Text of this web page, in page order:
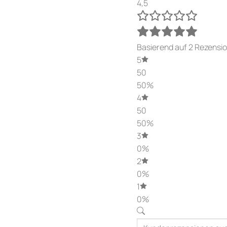
4,5
Basierend auf 2
5
50
50%
4
50
50%
3
0%
2
0%
1
0%